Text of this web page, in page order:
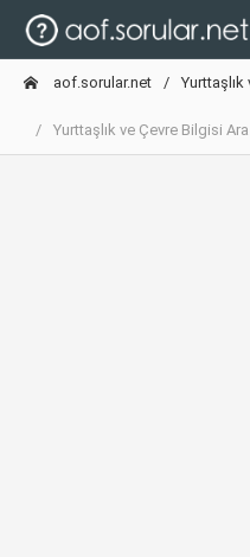
aof.sorular.net
Yurttaşlık ve Çevre Bilgisi Ara